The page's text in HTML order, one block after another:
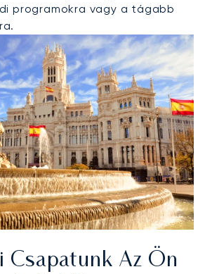
programokra vagy a tágabb
Csapatunk Az Ön